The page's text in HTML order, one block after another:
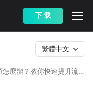
下 载
怎麼辦？教你快速提升流暢
繁體中文